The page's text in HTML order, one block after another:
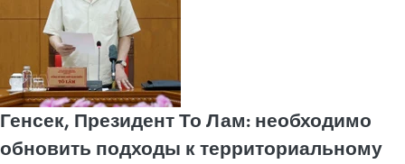
Генсек, Президент То Лам: необходимо
обновить подходы к территориальному